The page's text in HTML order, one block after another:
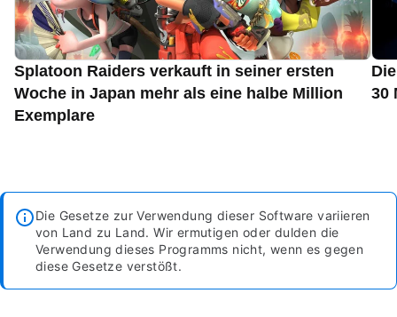
Splatoon Raiders verkauft in seiner ersten
Woche in Japan mehr als eine halbe Million
Exemplare
30
Die Gesetze zur Verwendung dieser Software variieren
von Land zu Land. Wir ermutigen oder dulden die
Verwendung dieses Programms nicht, wenn es gegen
diese Gesetze verstößt.